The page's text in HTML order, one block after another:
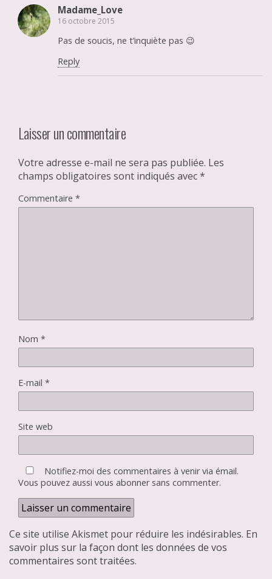
Madame_Love
16 octobre 2015
Pas de soucis, ne t’inquiète pas 😉
Reply
Laisser un commentaire
Votre adresse e-mail ne sera pas publiée. Les
champs obligatoires sont indiqués avec*
Commentaire *
Nom *
E-mail *
Site web
Notifiez-moi des commentaires à venir via émail.
Vous pouvez aussi vous abonnersans commenter.
Ce site utilise Akismet pour réduire les indésirables. En
savoir plus sur la façon dont les données de vos
commentaires sont traitées.